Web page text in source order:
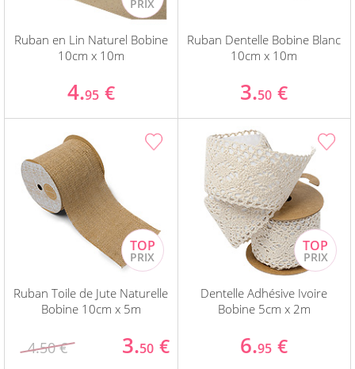
Ruban en Lin Naturel Bobine
10cm x 10m
4.95 €
Ruban Dentelle Bobine Blanc
10cm x 10m
3.50 €
Ruban Toile de Jute Naturelle
Bobine 10cm x 5m
4.50 € 3.50 €
Dentelle Adhésive Ivoire
Bobine 5cm x 2m
6.95 €